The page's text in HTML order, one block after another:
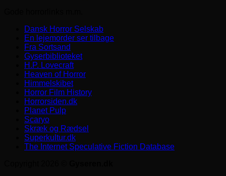
Dansk Horror Selskab
En lejemorder ser tilbage
Fra Sortsand
Gyserbiblioteket
H.P. Lovecraft
Heaven of Horror
Himmelskibet
Horror Film History
Horrorsiden.dk
Planet Pulp
Scaryo
Skræk og Rædsel
Superkultur.dk
The Internet Speculative Fiction Database